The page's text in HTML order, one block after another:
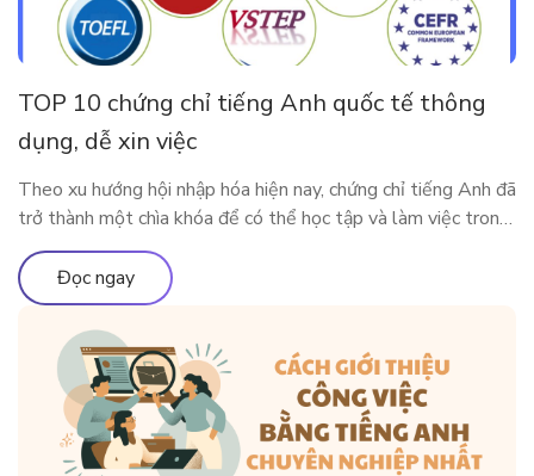
TOP 10 chứng chỉ tiếng Anh quốc tế thông
dụng, dễ xin việc
Theo xu hướng hội nhập hóa hiện nay, chứng chỉ tiếng Anh đã
trở thành một chìa khóa để có thể học tập và làm việc trong
môi trường quốc tế. Vậy có những chứng chỉ thông dụng nào
được Việt Nam và các nước lớn trên thế giới công nhận?
Cùng ELSA Premium tìm […]
Đọc ngay